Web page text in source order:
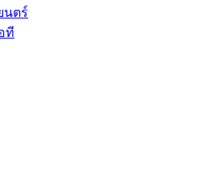
นตร์
ที